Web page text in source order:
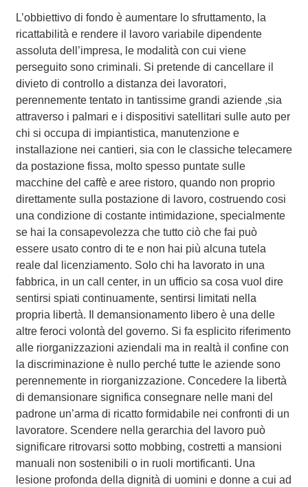
L’obbiettivo di fondo è aumentare lo sfruttamento, la
ricattabilità e rendere il lavoro variabile dipendente
assoluta dell’impresa, le modalità con cui viene
perseguito sono criminali. Si pretende di cancellare il
divieto di controllo a distanza dei lavoratori,
perennemente tentato in tantissime grandi aziende ,sia
attraverso i palmari e i dispositivi satellitari sulle auto per
chi si occupa di impiantistica, manutenzione e
installazione nei cantieri, sia con le classiche telecamere
da postazione fissa, molto spesso puntate sulle
macchine del caffè e aree ristoro, quando non proprio
direttamente sulla postazione di lavoro, costruendo cosi
una condizione di costante intimidazione, specialmente
se hai la consapevolezza che tutto ciò che fai può
essere usato contro di te e non hai più alcuna tutela
reale dal licenziamento. Solo chi ha lavorato in una
fabbrica, in un call center, in un ufficio sa cosa vuol dire
sentirsi spiati continuamente, sentirsi limitati nella
propria libertà. Il demansionamento libero è una delle
altre feroci volontà del governo. Si fa esplicito riferimento
alle riorganizzazioni aziendali ma in realtà il confine con
la discriminazione è nullo perché tutte le aziende sono
perennemente in riorganizzazione. Concedere la libertà
di demansionare significa consegnare nelle mani del
padrone un’arma di ricatto formidabile nei confronti di un
lavoratore. Scendere nella gerarchia del lavoro può
significare ritrovarsi sotto mobbing, costretti a mansioni
manuali non sostenibili o in ruoli mortificanti. Una
lesione profonda della dignità di uomini e donne a cui ad